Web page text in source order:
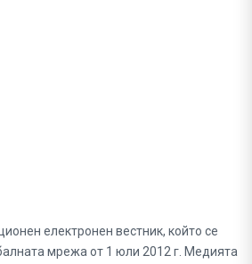
електронен вестник, който се
мрежа от 1 юли 2012 г. Медията